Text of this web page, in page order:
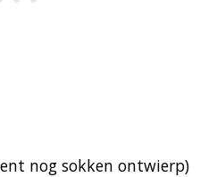
nog sokken ontwierp)